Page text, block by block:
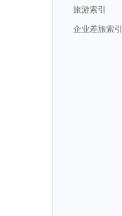
旅游索引
企业差旅索引